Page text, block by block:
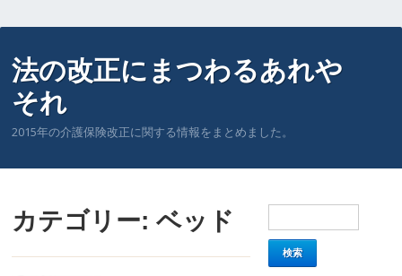
法の改正にまつわるあれや
それ
2015年の介護保険改正に関する情報をまとめました。
カテゴリー:ベッド